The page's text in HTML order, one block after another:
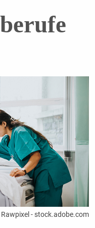
- stock.adobe.com